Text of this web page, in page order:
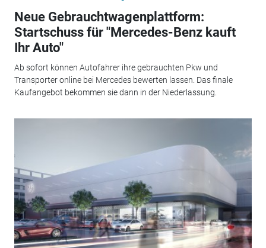
Neue Gebrauchtwagenplattform:
Startschuss für "Mercedes-Benz kauft
Ihr Auto"
Ab sofort können Autofahrer ihre gebrauchten Pkw und
Transporter online bei Mercedes bewerten lassen. Das finale
Kaufangebot bekommen sie dann in der Niederlassung.